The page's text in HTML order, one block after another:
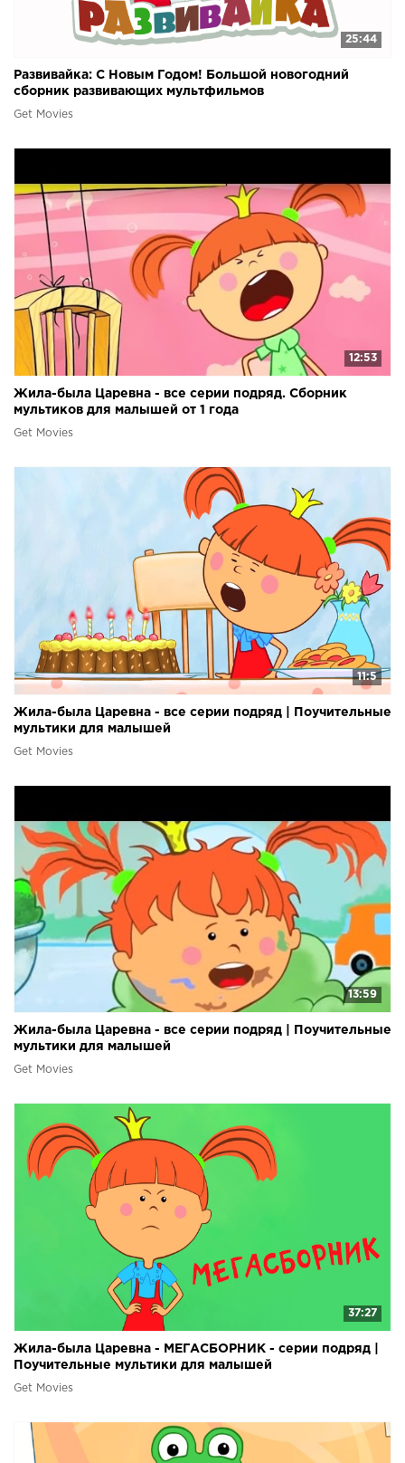
25:44
Развивайка: С Новым Годом! Большой новогодний
сборник развивающих мультфильмов
Get Movies
12:53
Жила-была Царевна - все серии подряд. Сборник
мультиков для малышей от 1 года
Get Movies
11:5
Жила-была Царевна - все серии подряд | Поучительные
мультики для малышей
Get Movies
13:59
Жила-была Царевна - все серии подряд | Поучительные
мультики для малышей
Get Movies
37:27
Жила-была Царевна - МЕГАСБОРНИК - серии подряд |
Поучительные мультики для малышей
Get Movies